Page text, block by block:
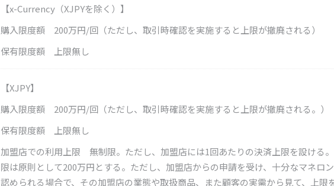
【x-Currency（XJPYを除く）】
購入限度額 200万円/回（ただし、取引時確認を実施すると上限が撤廃される）
保有限度額 上限無し
【XJPY】
購入限度額 200万円/回（ただし、取引時確認を実施すると上限が撤廃される。）
保有限度額 上限無し
加盟店での利用上限 無制限。ただし、加盟店には1回あたりの決済上限を設ける
限は原則として200万円とする。ただし、加盟店からの申請を受け、十分なマネロ
認められる場合で、その加盟店の業態や取扱商品、また顧客の実需から見て、上限